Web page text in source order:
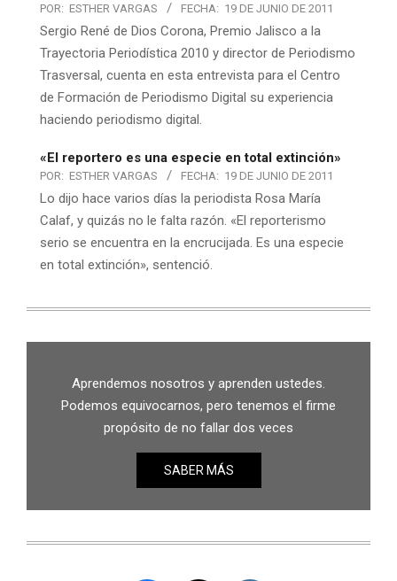
POR: ESTHER VARGAS FECHA: 19 DE JUNIO DE 2011
Sergio René de Dios Corona, Premio Jalisco a la
Trayectoria Periodística 2010 y director de Periodismo
Trasversal, cuenta en esta entrevista para el Centro
de Formación de Periodismo Digital su experiencia
haciendo periodismo digital.
«El reportero es una especie en total extinción»
POR: ESTHER VARGAS FECHA: 19 DE JUNIO DE 2011
Lo dijo hace varios días la periodista Rosa María
Calaf, y quizás no le falta razón. «El reporterismo
serio se encuentra en la encrucijada. Es una especie
en total extinción», sentenció.
Aprendemos nosotros y aprenden ustedes.
Podemos equivocarnos, pero tenemos el firme
propósito de no fallar dos veces
SABER MÁS